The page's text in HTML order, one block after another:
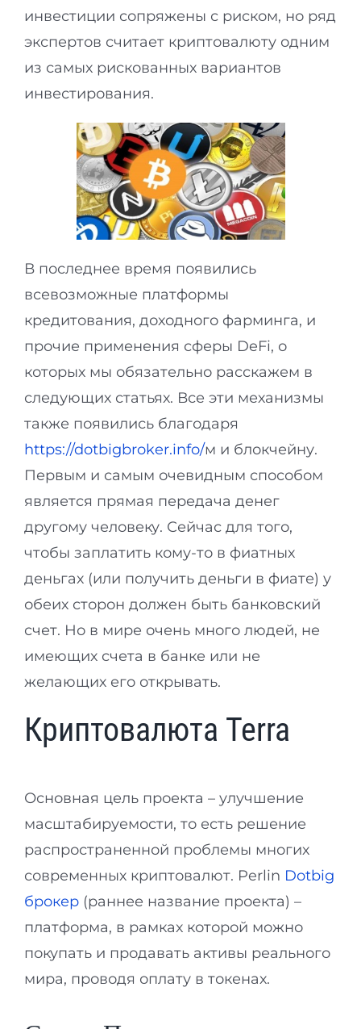
инвестиции сопряжены с риском, но ряд
экспертов считает криптовалюту одним
из самых рискованных вариантов
инвестирования.
В последнее время появились
всевозможные платформы
кредитования, доходного фарминга, и
прочие применения сферы DeFi, о
которых мы обязательно расскажем в
следующих статьях. Все эти механизмы
также появились благодаря
https://dotbigbroker.info/м и блокчейну.
Первым и самым очевидным способом
является прямая передача денег
другому человеку. Сейчас для того,
чтобы заплатить кому-то в фиатных
деньгах (или получить деньги в фиате) у
обеих сторон должен быть банковский
счет. Но в мире очень много людей, не
имеющих счета в банке или не
желающих его открывать.
Криптовалюта Terra
Основная цель проекта – улучшение
масштабируемости, то есть решение
распространенной проблемы многих
современных криптовалют. Perlin Dotbig
брокер (раннее название проекта) –
платформа, в рамках которой можно
покупать и продавать активы реального
мира, проводя оплату в токенах.